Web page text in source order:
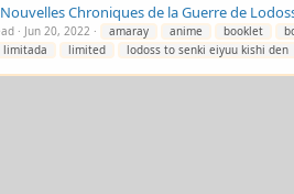
Nouvelles Chroniques de la Guerre de
Jun 20, 2022 amaray anime booklet
limitada limited lodoss to senki eiyuu kishi den